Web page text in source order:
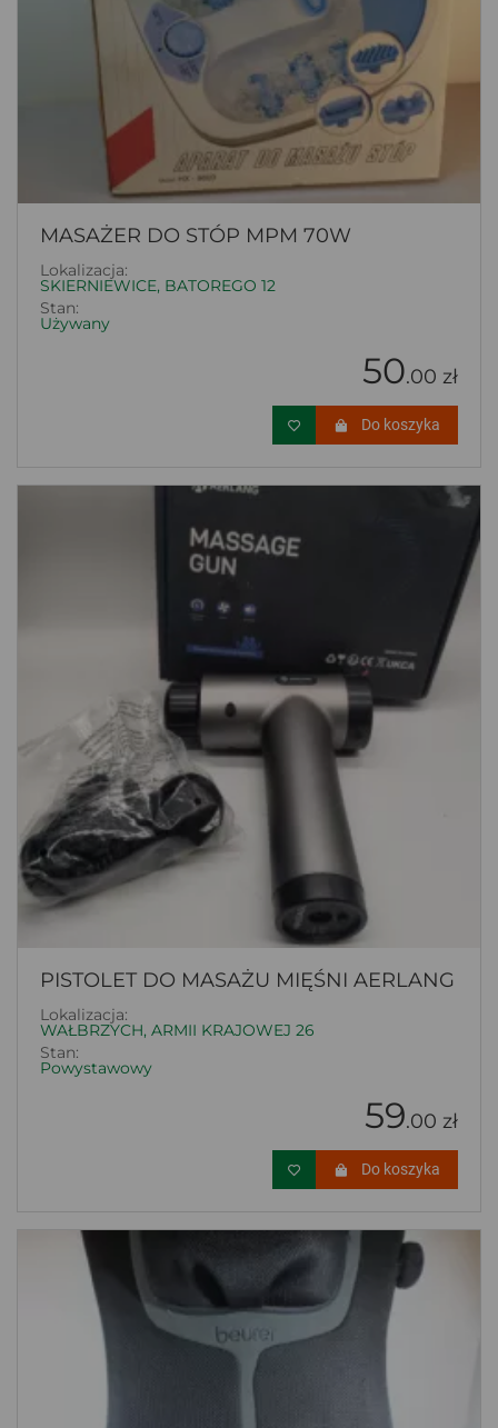
MASAŻER DO STÓP MPM 70W
Lokalizacja:
SKIERNIEWICE, BATOREGO 12
Stan:
Używany
50.00 zł
Do koszyka
PISTOLET DO MASAŻU MIĘŚNI AERLANG
Lokalizacja:
WAŁBRZYCH, ARMII KRAJOWEJ 26
Stan:
Powystawowy
59.00 zł
Do koszyka